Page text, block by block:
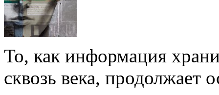
То, как информация
сквозь века, продолжает